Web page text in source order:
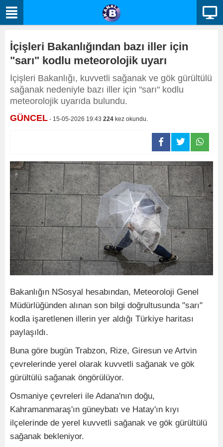
İçişleri Bakanlığından bazı iller için
"sarı" kodlu meteorolojik uyarı
İçişleri Bakanlığı, kuvvetli sağanak ve gök gürültülü
sağanak nedeniyle bazı iller için "sarı" kodlu
meteorolojik uyarıda bulundu.
GÜNCEL - 15-05-2026 19:43 224 kez okundu.
Bakanlığın NSosyal hesabından, Meteoroloji Genel
Müdürlüğünden alınan son bilgi doğrultusunda "sarı"
kodla işaretlenen illerin yer aldığı Türkiye haritası
paylaşıldı.
Buna göre bugün Trabzon, Rize, Giresun ve Artvin
çevrelerinde yerel olarak kuvvetli sağanak ve gök
gürültülü sağanak öngörülüyor.
Osmaniye çevreleri ile Adana'nın doğu,
Kahramanmaraş'ın güneybatı ve Hatay'ın kıyı
ilçelerinde de yerel kuvvetli sağanak ve gök gürültülü
sağanak bekleniyor.